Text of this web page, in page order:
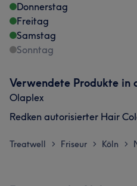
Donnerstag
Freitag
Samstag
Sonntag
Verwendete Produkte in
Olaplex
Redken autorisierter Hair
Treatwell > Friseur > Köln >